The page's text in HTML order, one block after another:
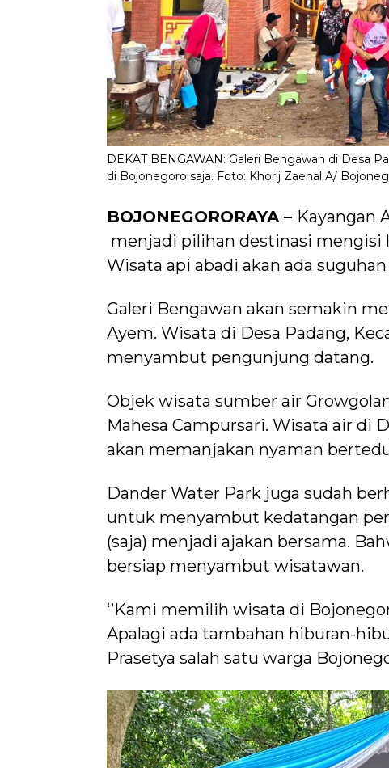
DEKAT BENGAWAN: Galeri Bengawan di Desa
di Bojonegoro saja. Foto: Khorij Zaenal A/
BOJONEGORORAYA – Kayangan
menjadi pilihan destinasi mengisi
Wisata api abadi akan ada
Galeri Bengawan akan semakin
Ayem. Wisata di Desa Padang,
menyambut pengunjung datang.
Objek wisata sumber air
Mahesa Campursari. Wisata air di
akan memanjakan nyaman
Dander Water Park juga sudah
untuk menyambut kedatangan
(saja) menjadi ajakan bersama.
bersiap menyambut wisatawan.
‘’Kami memilih wisata di
Apalagi ada tambahan hiburan-
Prasetya salah satu warga